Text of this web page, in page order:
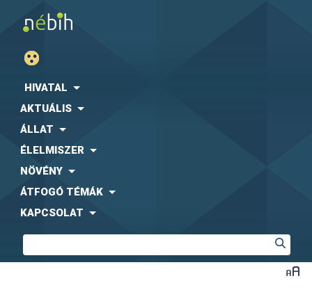
HIVATAL
AKTUÁLIS
ÁLLAT
ÉLELMISZER
NÖVÉNY
ÁTFOGÓ TÉMÁK
KAPCSOLAT